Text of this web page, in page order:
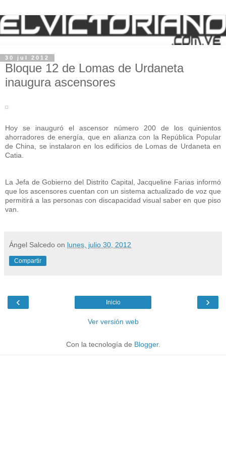
30 jul 2012
Bloque 12 de Lomas de Urdaneta
inaugura ascensores
Hoy se inauguró el ascensor número 200 de los quinientos
ahorradores de energía, que en alianza con la República Popular
de China, se instalaron en los edificios de Lomas de Urdaneta en
Catia.
La Jefa de Gobierno del Distrito Capital, Jacqueline Farias informó
que los ascensores cuentan con un sistema actualizado de voz que
permitirá a las personas con discapacidad visual saber en que piso
van.
Ángel Salcedo on lunes, julio 30, 2012
Compartir
‹ ›
Inicio
Ver versión web
Con la tecnología de Blogger.